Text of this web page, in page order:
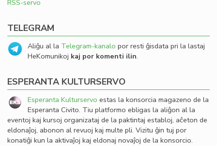
RSS-servo
TELEGRAM
Aliĝu al la Telegram-kanalo por resti ĝisdata pri la lastaj
HeKomunikoj kaj por komenti ilin.
ESPERANTA KULTURSERVO
Esperanta Kulturservo estas la konsorcia magazeno de la
Esperanta Civito. Tiu platformo ebligas la aliĝon al la
eventoj kaj kursoj organizataj de la paktintaj establoj, aĉeton de
eldonaĵoj, abonon al revuoj kaj multe pli. Vizitu ĝin tuj por
konatiĝi kun la aktivaĵoj kaj eldonaj novaĵoj de la konsorcio.